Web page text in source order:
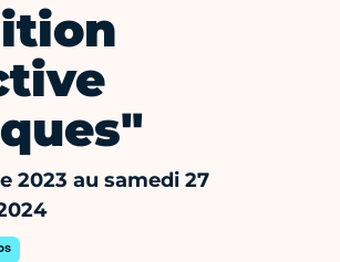
2023 au samedi 27